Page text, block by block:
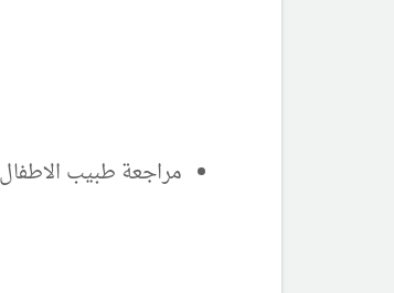
مراجعة طبيب